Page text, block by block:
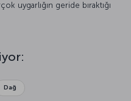
uygarlığın geride bıraktığı
renkli. Farklı kültürlere ait
kenti gezerken bile
kültürlülüğü, mutfağında da
Dağ